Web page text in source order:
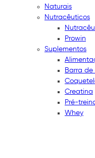
Naturais
Nutracêuticos
Prowin
Suplementos
Barra de
Creatina
Pré-
Whey